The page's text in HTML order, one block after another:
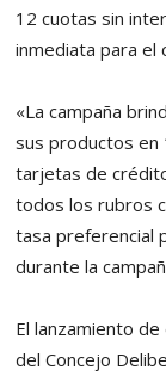
12 cuotas sin
inmediata para el
«La campaña
sus productos en
tarjetas de
todos los rubros
tasa preferencial
durante la
El lanzamiento
del Concejo